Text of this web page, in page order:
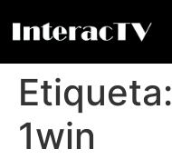
Etiqueta:
1win